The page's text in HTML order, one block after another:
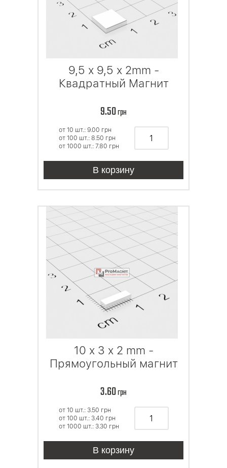
9,5 х 9,5 х 2mm -
Квадратный Магнит
9.50грн
от 10 шт.: 9.00 грн
от 100 шт.: 8.50 грн
от 1000 шт.: 7.80 грн
В корзину
10 x 3 x 2 mm -
Прямоугольный магнит
3.60грн
от 10 шт.: 3.50 грн
от 100 шт.: 3.40 грн
от 1000 шт.: 3.30 грн
В корзину